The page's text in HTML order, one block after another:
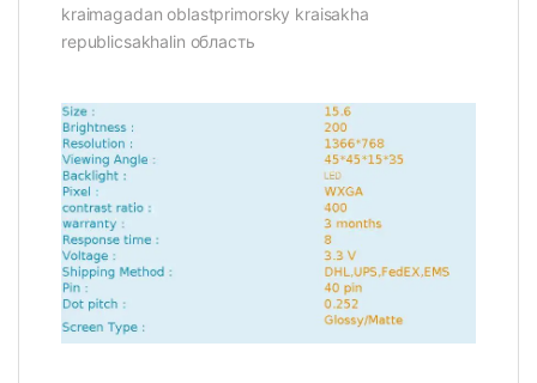
kraimagadan oblastprimorsky kraisakha
republicsakhalin область